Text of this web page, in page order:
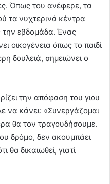
Όπως του ανέφερε, τα
τα νυχτερινά κέντρα
την εβδομάδα. Ένας
οικογένεια όπως το παιδί
δουλειά, σημειώνει ο
την απόφαση του γιου
να κάνει: «Συνεργάζομαι
θα τον τραγουδήσουμε.
δρόμο, δεν ακουμπάει
δικαιωθεί, γιατί